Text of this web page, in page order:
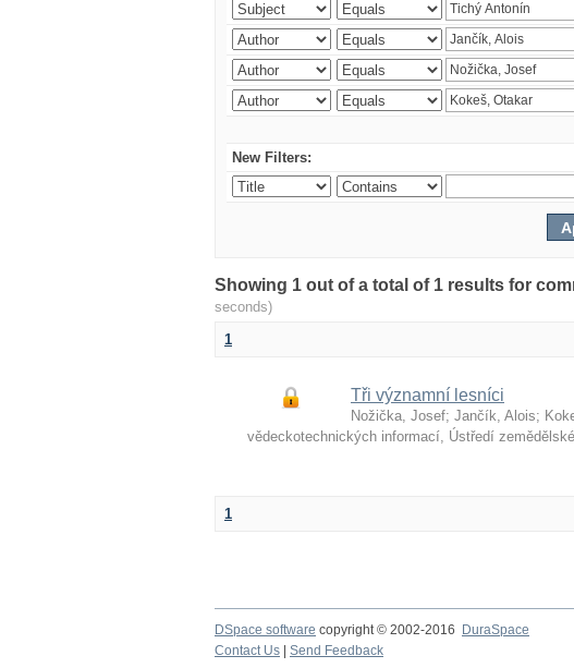
New Filters:
Showing 1 out of a total of 1 results for
seconds)
1
Tři významní lesníci
Nožička, Josef; Jančík, Alois;
vědeckotechnických informací, Ústředí
1
DSpace software copyright © 2002-2016 DuraSpace
Contact Us
Send Feedback